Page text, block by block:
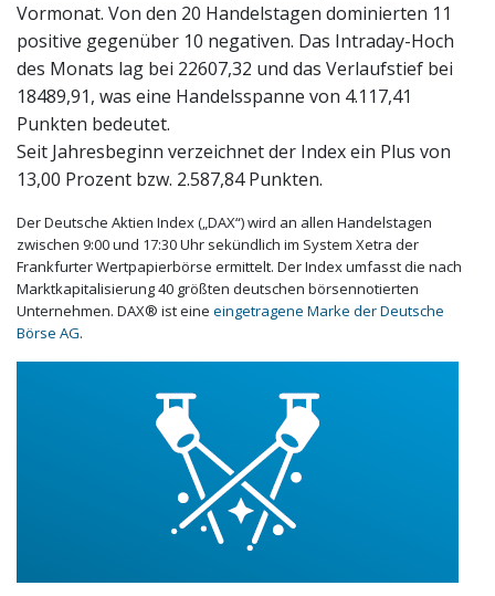
Vormonat. Von den 20 Handelstagen dominierten 11
positive gegenüber 10 negativen. Das Intraday-Hoch
des Monats lag bei 22607,32 und das Verlaufstief bei
18489,91, was eine Handelsspanne von 4.117,41
Punkten bedeutet.
Seit Jahresbeginn verzeichnet der Index ein Plus von
13,00 Prozent bzw. 2.587,84 Punkten.
Der Deutsche Aktien Index („DAX“) wird an allen Handelstagen
zwischen 9:00 und 17:30 Uhr sekündlich im System Xetra der
Frankfurter Wertpapierbörse ermittelt. Der Index umfasst die nach
Marktkapitalisierung 40 größten deutschen börsennotierten
Unternehmen. DAX® ist eine eingetragene Marke der Deutsche
Börse AG.